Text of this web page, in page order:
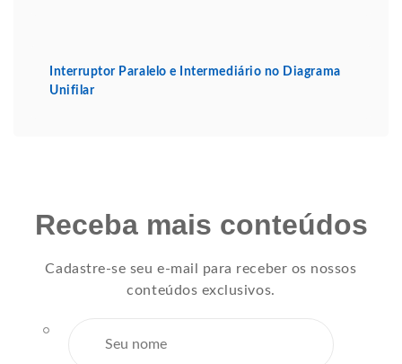
Interruptor Paralelo e Intermediário no Diagrama
Unifilar
Receba mais conteúdos
Cadastre-se seu e-mail para receber os nossos
conteúdos exclusivos.